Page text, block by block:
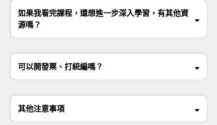
如果我看完課程，還想進一步深入學習，有其他資
源嗎？
可以開發票、打統編嗎？
其他注意事項